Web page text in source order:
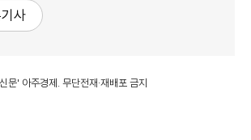
사
' 아주경제. 무단전재·재배포 금지